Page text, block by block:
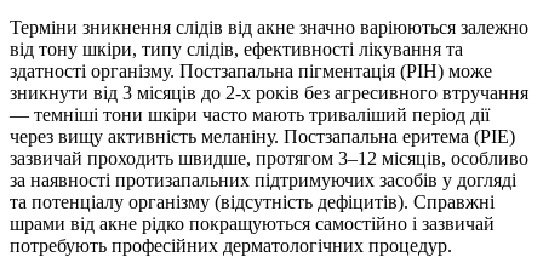
Терміни зникнення слідів від акне значно варіюються залежно
від тону шкіри, типу слідів, ефективності лікування та
здатності організму. Постзапальна пігментація (PIH) може
зникнути від 3 місяців до 2-х років без агресивного втручання
— темніші тони шкіри часто мають триваліший період дії
через вищу активність меланіну. Постзапальна еритема (PIE)
зазвичай проходить швидше, протягом 3–12 місяців, особливо
за наявності протизапальних підтримуючих засобів у догляді
та потенціалу організму (відсутність дефіцитів). Справжні
шрами від акне рідко покращуються самостійно і зазвичай
потребують професійних дерматологічних процедур.